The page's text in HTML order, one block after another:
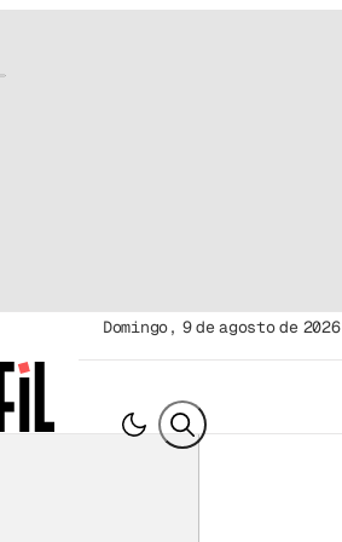
domingo, 9 de agosto de 2026